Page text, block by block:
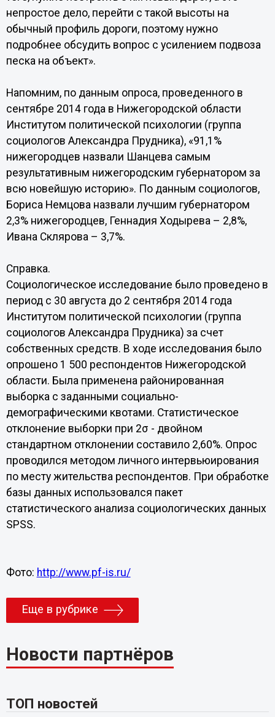
непростое дело, перейти с такой высоты на
обычный профиль дороги, поэтому нужно
подробнее обсудить вопрос с усилением подвоза
песка на объект».
Напомним, по данным опроса, проведенного в
сентябре 2014 года в Нижегородской области
Институтом политической психологии (группа
социологов Александра Прудника), «91,1%
нижегородцев назвали Шанцева самым
результативным нижегородским губернатором за
всю новейшую историю». По данным социологов,
Бориса Немцова назвали лучшим губернатором
2,3% нижегородцев, Геннадия Ходырева – 2,8%,
Ивана Склярова – 3,7%.
Справка.
Социологическое исследование было проведено в
период с 30 августа до 2 сентября 2014 года
Институтом политической психологии (группа
социологов Александра Прудника) за счет
собственных средств. В ходе исследования было
опрошено 1 500 респондентов Нижегородской
области. Была применена районированная
выборка с заданными социально-
демографическими квотами. Статистическое
отклонение выборки при 2σ - двойном
стандартном отклонении составило 2,60%. Опрос
проводился методом личного интервьюирования
по месту жительства респондентов. При обработке
базы данных использовался пакет
статистического анализа социологических данных
SPSS.
Фото: http://www.pf-is.ru/
Еще в рубрике
Новости партнёров
ТОП новостей